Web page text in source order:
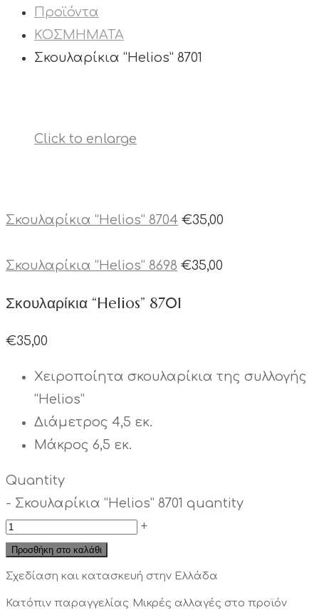
Προϊόντα
ΚΟΣΜΗΜΑΤΑ
Σκουλαρίκια “Helios” 8701
Click to enlarge
Σκουλαρίκια “Helios” 8704 €35,00
Σκουλαρίκια “Helios” 8698 €35,00
Σκουλαρίκια “Helios” 8701
€35,00
Χειροποίητα σκουλαρίκια της συλλογής
“Helios”
Διάμετρος 4,5 εκ.
Μάκρος 6,5 εκ.
Quantity
- Σκουλαρίκια “Helios” 8701 quantity
+
Προσθήκη στο καλάθι
Σχεδίαση και κατασκευή στην Ελλάδα
Κατόπιν παραγγελίας Μικρές αλλαγές στο προϊόν